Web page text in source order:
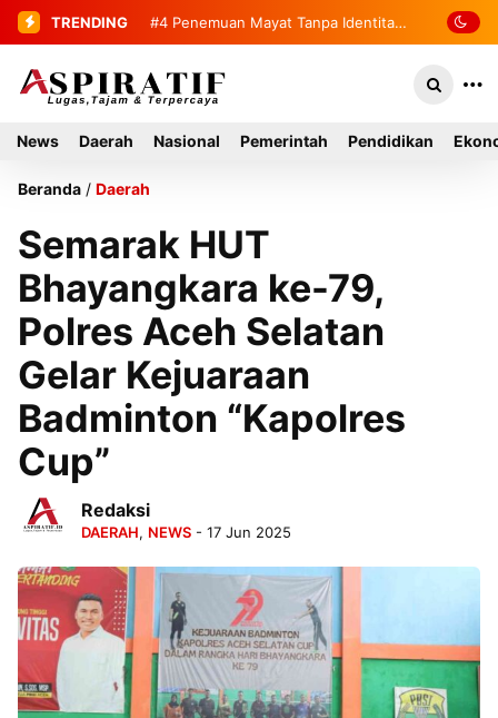
TRENDING #4 Penemuan Mayat Tanpa
Damai Kluet Selatan
#5 Bupati Mirwan Tinjau Langsung
Instruksikan Masuk Program Bantuan
News Daerah Nasional Pemerintah Pendidikan
Beranda / Daerah
Semarak HUT
Bhayangkara ke-79,
Polres Aceh Selatan
Gelar Kejuaraan
Badminton “Kapolres
Cup”
Redaksi
DAERAH, NEWS - 17 Jun 2025